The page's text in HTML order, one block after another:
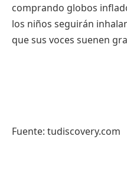
comprando globos
los niños seguirán
que sus voces suenen
Fuente: tudiscovery.com